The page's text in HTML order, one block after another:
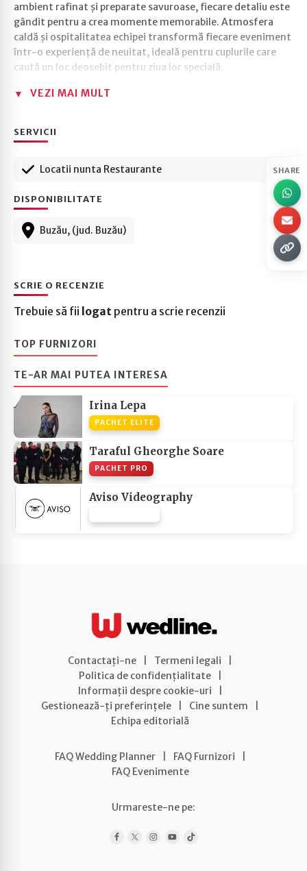
SHARE
ambient rafinat și preparate savuroase, fiecare detaliu este
gândit pentru a crea momente memorabile. Atmosfera
caldă și ospitalitatea echipei transformă fiecare eveniment
într-o experiență de neuitat, ideală pentru cuplurile care
caută un loc deosebit pentru ziua lor specială.
VEZI MAI MULT
SERVICII
Locatii nunta Restaurante
DISPONIBILITATE
Buzău, (jud. Buzău)
SCRIE O RECENZIE
Trebuie să fii logat pentru a scrie recenzii
TOP FURNIZORI
TE-AR MAI PUTEA INTERESA
Irina Lepa
PACHET ELITE
Taraful Gheorghe Soare
PACHET PRO
Aviso Videography
Contactați-ne Termeni legali
Politica de confidențialitate
Informații despre cookie-uri
Gestionează-ți preferințele
Cine suntem
Echipa editorială
FAQ Wedding Planner FAQ Furnizori
FAQ Evenimente
Urmareste-ne pe: